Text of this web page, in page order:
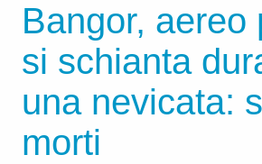
Bangor, aereo
si schianta
una nevicata:
morti